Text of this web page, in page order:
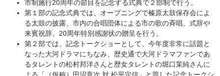
市制施行20周年の節目を記念する式典で２部制で行う。
第１部の記念式典では、オープニングで榛原太鼓保存会によ
る太鼓の披露、市内の合唱団体による市の歌の斉唱、式辞や
来賓祝辞、20周年特別感謝状の贈呈を行う。
第２部では、記念トークショーとして、今年度非常に話題と
なった大河ドラマにちなみ、歴史通で大河ドラマファンであ
るタレントの松村邦洋さんと歴女タレントの堀口茉純さんに